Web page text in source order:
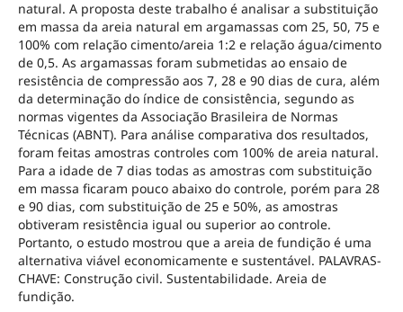
natural. A proposta deste trabalho é analisar a substituição
em massa da areia natural em argamassas com 25, 50, 75 e
100% com relação cimento/areia 1:2 e relação água/cimento
de 0,5. As argamassas foram submetidas ao ensaio de
resistência de compressão aos 7, 28 e 90 dias de cura, além
da determinação do índice de consistência, segundo as
normas vigentes da Associação Brasileira de Normas
Técnicas (ABNT). Para análise comparativa dos resultados,
foram feitas amostras controles com 100% de areia natural.
Para a idade de 7 dias todas as amostras com substituição
em massa ficaram pouco abaixo do controle, porém para 28
e 90 dias, com substituição de 25 e 50%, as amostras
obtiveram resistência igual ou superior ao controle.
Portanto, o estudo mostrou que a areia de fundição é uma
alternativa viável economicamente e sustentável. PALAVRAS-
CHAVE: Construção civil. Sustentabilidade. Areia de
fundição.